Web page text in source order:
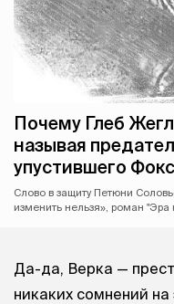
Почему Глеб
называя
упустившего
Слово в защиту Петюни
изменить нельзя», роман "Эра
Да-да, Верка —
никаких сомнений на